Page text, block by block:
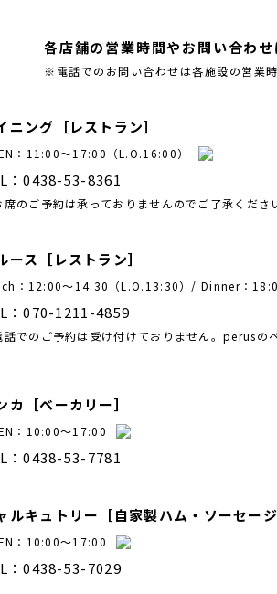
各店舗の営業時間やお問い合わせ
※電話でのお問い合わせは各施設の営業時
ニング［レストラン］
：11:00～17:00（L.O.16:00）
：0438-53-8361
のご予約は承っておりませんので ご了承くださ
ース［レストラン］
：12:00〜14:30（L.O.13:30） / Dinner：
：070-1211-4859
でのご予約は受け付けておりません。perusの
カ［ベーカリー］
：10:00～17:00
：0438-53-7781
ルキュトリー［自家製ハム・ソーセージ
：10:00～17:00
：0438-53-7029